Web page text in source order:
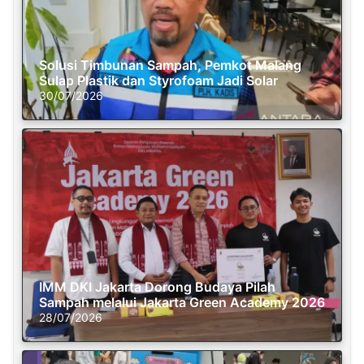
Solusi Timbunan Sampah, Pemkot Malang
Sulap Plastik dan Styrofoam Jadi Solar
30/07/2026
IMM DKI Jakarta Dorong Budaya Pilah
Sampah melalui Jakarta Green Academy 2026
28/07/2026